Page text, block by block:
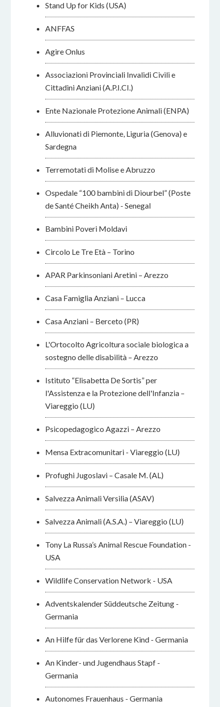
Stand Up for Kids (USA)
ANFFAS
Agire Onlus
Associazioni Provinciali Invalidi Civili e
Cittadini Anziani (A.P.I.CI.)
Ente Nazionale Protezione Animali (ENPA)
Alluvionati di Piemonte, Liguria (Genova) e
Sardegna
Terremotati di Molise e Abruzzo
Ospedale “100 bambini di Diourbel” (Poste
de Santé Cheikh Anta) - Senegal
Bambini Poveri Moldavi
Circolo Le Tre Età – Torino
APAR Parkinsoniani Aretini – Arezzo
Casa Famiglia Anziani – Lucca
Casa Anziani – Berceto (PR)
L'Ortocolto Agricoltura sociale biologica a
sostegno delle disabilità – Arezzo
Istituto “Elisabetta De Sortis” per
l'Assistenza e la Protezione dell'Infanzia –
Viareggio (LU)
Psicopedagogico Agazzi – Arezzo
Mensa Extracomunitari - Viareggio (LU)
Profughi Jugoslavi – Casale M. (AL)
Salvezza Animali Versilia (ASAV)
Salvezza Animali (A.S.A.) – Viareggio (LU)
Tony La Russa’s Animal Rescue Foundation -
USA
Wildlife Conservation Network - USA
Adventskalender Süddeutsche Zeitung -
Germania
An Hilfe für das Verlorene Kind - Germania
An Kinder- und Jugendhaus Stapf -
Germania
Autonomes Frauenhaus - Germania